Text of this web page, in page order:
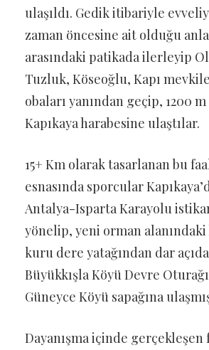
ulaşıldı. Gedik itibariyle
zaman öncesine ait olduğu
arasındaki patikada ilerleyip
Tuzluk, Köseoğlu, Kapı
obaları yanından geçip, 1200
Kapıkaya harabesine ulaştılar.
15+ Km olarak tasarlanan bu
esnasında sporcular
Antalya-Isparta Karayolu
yönelip, yeni orman alanındaki
kuru dere yatağından dar
Büyükkışla Köyü Devre
Güneyce Köyü sapağına
Dayanışma içinde